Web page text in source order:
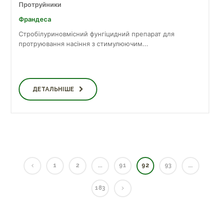
Протруйники
Франдеса
Стробілуриновмісний фунгіцидний препарат для
протруювання насіння з стимулюючим...
ДЕТАЛЬНІШЕ
1 2 ... 91 92 93 ...
183